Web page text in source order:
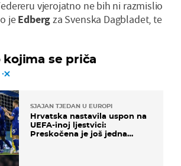
vjerojatno ne bih ni razmislio
jeEdbergza Svenska Dagbladet, te
se priča
SJAJAN TJEDAN U EUROPI
Hrvatska nastavila uspon na
UEFA-inoj ljestvici:
Preskočena je još jedna